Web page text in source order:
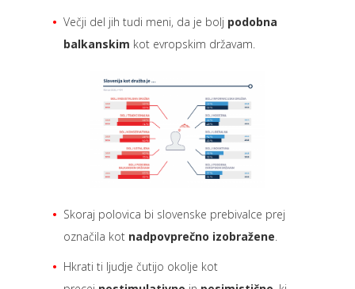
Večji del jih tudi meni, da je bolj podobna
balkanskim kot evropskim državam.
Skoraj polovica bi slovenske prebivalce prej
označila kot nadpovprečno izobražene.
Hkrati ti ljudje čutijo okolje kot